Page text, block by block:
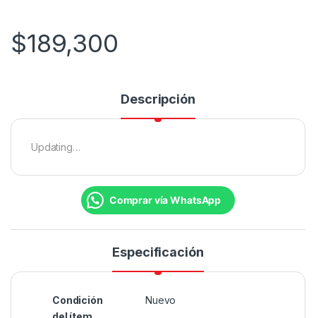
$189,300
Descripción
Updating…
Comprar vía WhatsApp
Especificación
Condición
Nuevo